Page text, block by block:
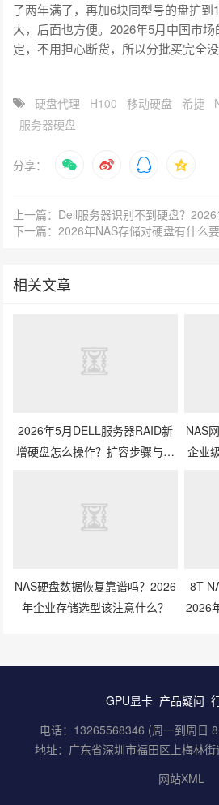
了两年满了，再加6块同型号的盘扩到
大，后面也方便。2026年5月中国市
定，不用担心断货，所以分批买完全没
硬盘代理 H100 移动硬盘 希捷
服务器硬盘
分享：
相关文章
2026年5月DELL服务器RAID新
增硬盘怎么操作？扩容步骤与兼
NAS
企业
NAS硬盘数据恢复靠谱吗？2026
年企业存储选型该注意什么？
8T
2026
GPU显卡 产品疑问
电话：13265568346 (周一到周日
地址：广东省深圳市福田区上梅林
网站XML